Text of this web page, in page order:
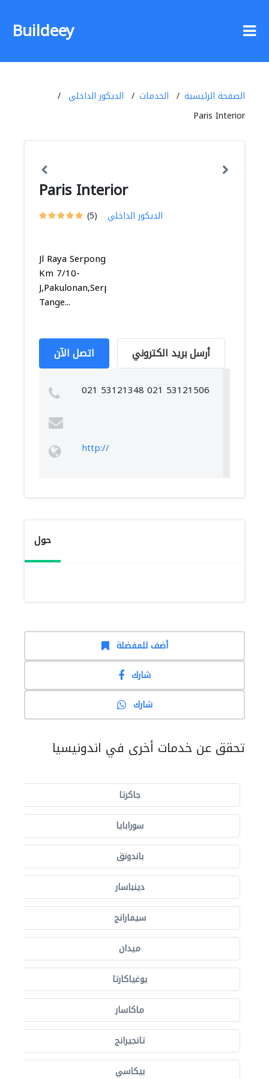
Buildeey
الصفحة الرئيسية الخدمات
الديكور الداخلي
Paris Interior
Paris Interior
(5) الديكور الداخلي
Jl Raya Serpong
Km 7/10-
J,Pakulonan,Serpong,
Tange...
اتصل الآن أرسل بريد الكتروني
021 53121348 021 53121506
http://
حول
أضف للمفضلة
شارك
شارك
تحقق عن خدمات أخرى في اندونيسيا
جاكرتا
سورابايا
باندونق
دينباسار
سيمارانج
ميدان
يوغياكارتا
ماكاسار
تانجيرانج
بيكاسي